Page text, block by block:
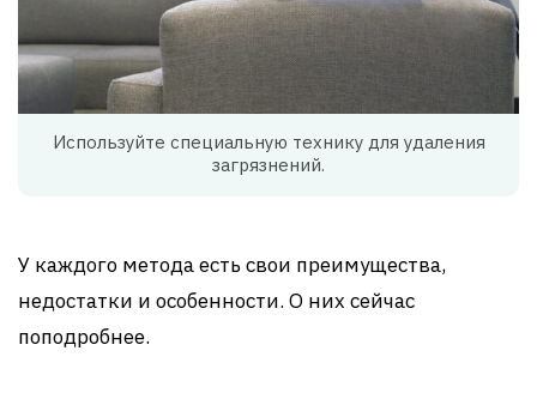
Используйте специальную технику для удаления
загрязнений.
У каждого метода есть свои преимущества,
недостатки и особенности. О них сейчас
поподробнее.